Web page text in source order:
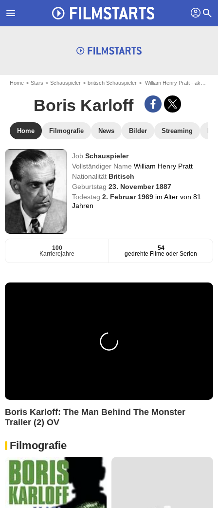
menu profil search
Home Stars Schauspieler britisch Schauspieler William Henry Pratt - aka : Boris Karloff
Boris Karloff
Home Filmografie News Bilder Streaming
JobSchauspieler
Vollständiger NameWilliam Henry Pratt
Nationalität Britisch
Geburtstag23. November 1887
Todestag2. Februar 1969 im Alter von 81
Jahren
100
Karrierejahre
54
gedrehte Filme oder Serien
Boris Karloff: The Man Behind The Monster
Trailer (2) OV
Filmografie